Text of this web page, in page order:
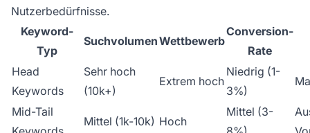
Nutzerbedürfnisse.
Keyword-
Typ
SuchvolumenWettbewerb
Conversion-
Rate
Head
Keywords
Sehr hoch
(10k+)
Extrem hoch
Niedrig (1-
3%)
Mid-Tail
Mittel (1k-10k) Hoch
Mittel (3-